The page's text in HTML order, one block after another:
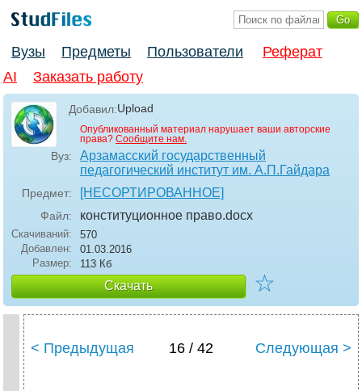
Вузы Предметы Пользователи
Реферат
AI
Заказать работу
Добавил:Upload
Опубликованный материал нарушает ваши авторские
права? Сообщите нам.
Вуз:
Арзамасский государственный
педагогический институт им. А.П.Гайдара
Предмет: [НЕСОРТИРОВАННОЕ]
Файл: конституционное право.docx
Скачиваний:
570
Добавлен:
01.03.2016
Размер:
113 Кб
Скачать ☆
< Предыдущая 16 / 42 Следующая >